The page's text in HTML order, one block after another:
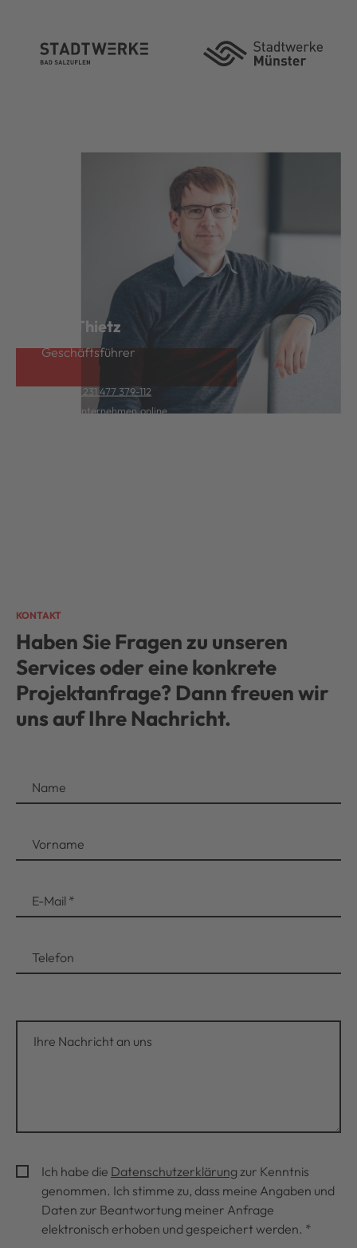
Ralf Thietz
Geschäftsführer
T +49(0) 231 477 379-112
thietz@unternehmen.online
KONTAKT
Haben Sie Fragen zu unseren
Services oder eine konkrete
Projektanfrage? Dann freuen wir
uns auf Ihre Nachricht.
Name
Vorname
E-Mail *
Telefon
Ich habe die Datenschutzerklärung zur Kenntnis
genommen. Ich stimme zu, dass meine Angaben und
Daten zur Beantwortung meiner Anfrage
elektronisch erhoben und gespeichert werden. *